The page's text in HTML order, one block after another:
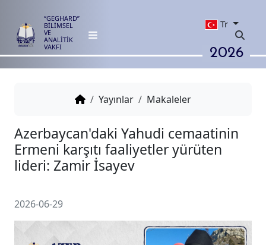
“GEGHARD”
BİLİMSEL
VE
ANALİTİK
VAKFI
Tr
2026
Yayınlar Makaleler
Azerbaycan'daki Yahudi
lideri: Zamir İsayev
2026-06-29